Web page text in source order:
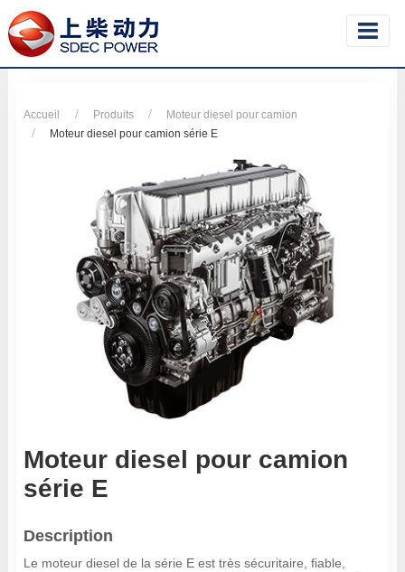
Accueil Produits
Moteur diesel pour camion
Moteur diesel pour camion série E
Moteur diesel pour camion
série E
Description
Le moteur diesel de la série E est très sécuritaire, fiable,